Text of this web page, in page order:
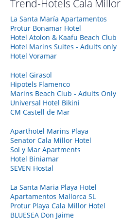
Trend-Hotels Cala Millor
La Santa María Apartamentos
Protur Bonamar Hotel
Hotel Atolon & Kaafu Beach Club
Hotel Marins Suites - Adults only
Hotel Voramar
Hotel Girasol
Hipotels Flamenco
Marins Beach Club - Adults Only
Universal Hotel Bikini
CM Castell de Mar
Aparthotel Marins Playa
Senator Cala Millor Hotel
Sol y Mar Apartments
Hotel Biniamar
SEVEN Hostal
La Santa Maria Playa Hotel
Apartamentos Mallorca SL
Protur Playa Cala Millor Hotel
BLUESEA Don Jaime